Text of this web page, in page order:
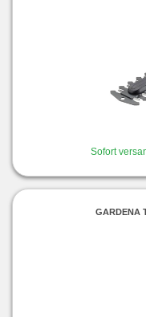
Sofort
GARDENA